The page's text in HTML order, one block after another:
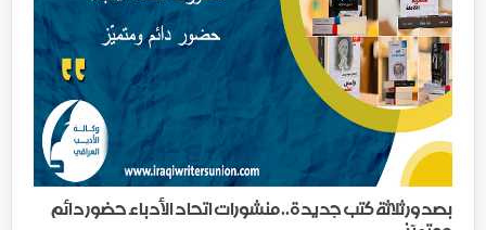
بصدور ثلاثة كتب جديدة.. منشورات اتحاد الأدباء حضور دائم